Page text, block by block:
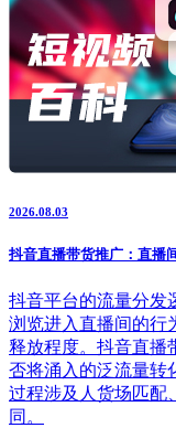
2026.08.03
抖音直播带货推广：直播
抖音平台的流量分发
浏览进入直播间的行
释放程度。抖音直播
否将涌入的泛流量转
过程涉及人货场匹配
同。